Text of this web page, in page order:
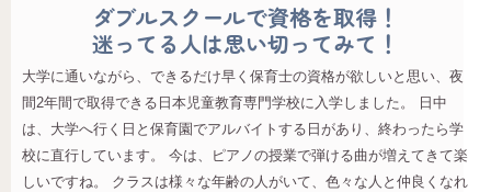
ダブルスクールで資格を取得！
迷ってる人は思い切ってみて！
大学に通いながら、できるだけ早く保育士の資格が欲しいと思い、夜
間2年間で取得できる日本児童教育専門学校に入学しました。 日中
は、大学へ行く日と保育園でアルバイトする日があり、終わったら学
校に直行しています。 今は、ピアノの授業で弾ける曲が増えてきて楽
しいですね。 クラスは様々な年齢の人がいて、色々な人と仲良くなれ